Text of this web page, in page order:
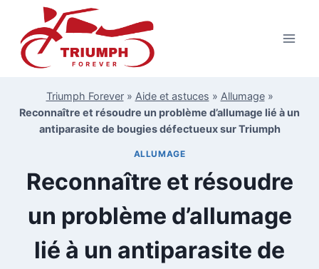
contenu
Triumph Forever» Aide et astuces » Allumage»
Reconnaître et résoudre un problème d’allumage lié à un
antiparasite de bougies défectueux sur Triumph
ALLUMAGE
Reconnaître et résoudre
un problème d’allumage
lié à un antiparasite de